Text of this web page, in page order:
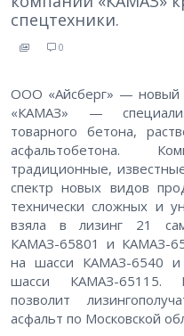
спецтехники.
0
ООО «Айсберг» — новый
«КАМАЗ» —
товарного бетона,
асфальтобетона.
традиционные,
спектр новых видов
технически сложных и
взяла в лизинг 21
КАМАЗ-65801 и КАМАЗ-
на шасси КАМАЗ-6540 и
шасси КАМАЗ-65115.
позволит
асфальт по Московской